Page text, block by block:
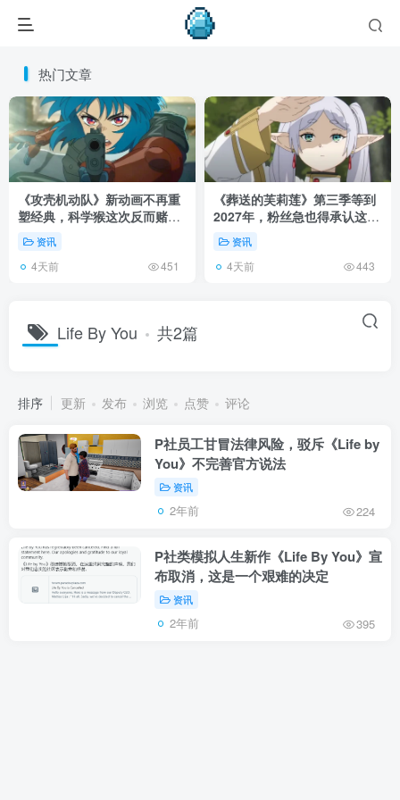
热门文章
《攻壳机动队》新动画不再重
塑经典，科学猴这次反而赌对
了！资讯
4天前 451
《葬送的芙莉莲》第三季等到
2027年，粉丝急也得承认这次
慢得有道理！
资讯
4天前 443
Life By You 共2篇
排序 更新 发布 浏览 点赞 评论
P社员工甘冒法律风险，驳斥《Life by
You》不完善官方说法
资讯
2年前 224
P社类模拟人生新作《Life By You》宣
布取消，这是一个艰难的决定
资讯
2年前 395